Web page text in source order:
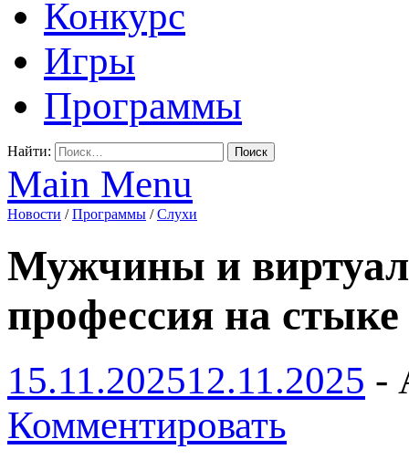
Конкурс
Игры
Программы
Найти:
Main Menu
Новости /Программы /Слухи
Мужчины и
профессия на
15.11.202512.11.2025 -
Комментировать